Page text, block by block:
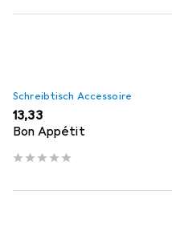
Schreibtisch Accessoire
EUR
13,33
Bon Appétit